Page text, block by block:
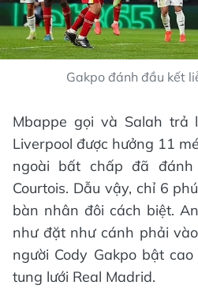
Gakpo đánh đầu kết
Mbappe gọi và Salah trả
Liverpool được hưởng 11
ngoài bất chấp đã
Courtois. Dẫu vậy, chỉ 6
bàn nhân đôi cách biệt.
như đặt như cánh phải
người Cody Gakpo bật
tung lưới Real Madrid.